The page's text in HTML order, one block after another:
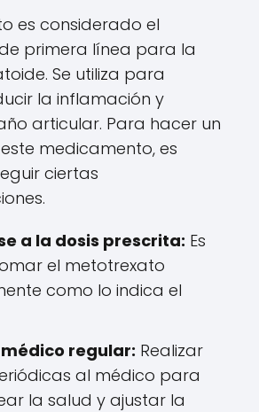
es considerado el
primera línea para la
Se utiliza para
la inflamación y
articular. Para hacer un
medicamento, es
ciertas
a la dosis prescrita: Es
el metotrexato
como lo indica el
regular: Realizar
al médico para
la salud y ajustar la